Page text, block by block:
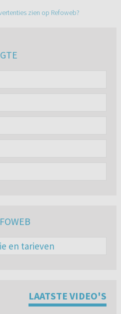
zien op Refoweb?
en tarieven
LAATSTE VIDEO'S